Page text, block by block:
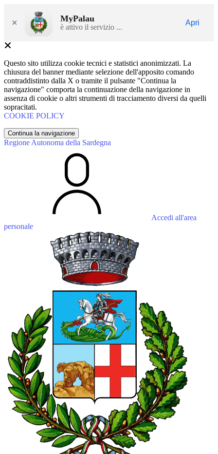
× MyPalau
è attivo il servizio ...
Apri
Questo sito utilizza cookie tecnici e statistici anonimizzati. La
chiusura del banner mediante selezione dell'apposito comando
contraddistinto dalla X o tramite il pulsante "Continua la
navigazione" comporta la continuazione della navigazione in
assenza di cookie o altri strumenti di tracciamento diversi da quelli
sopracitati.
COOKIE POLICY
Continua la navigazione
Regione Autonoma della Sardegna
Accedi all'area
personale